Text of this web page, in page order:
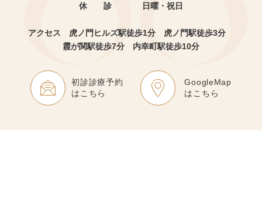
休 診
日曜・祝日
アクセス 虎ノ門ヒルズ駅徒歩1分
虎ノ門駅徒歩3分
霞が関駅徒歩7分 内幸町駅徒歩10分
初診診療予約
はこちら
GoogleMap
はこちら